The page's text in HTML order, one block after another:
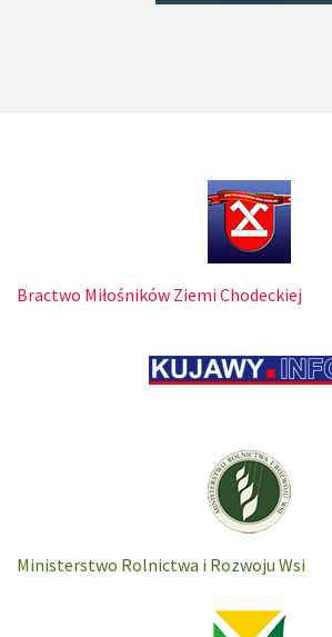
Bractwo Miłośników Ziemi Chodeckiej
Ministerstwo Rolnictwa i Rozwoju Wsi